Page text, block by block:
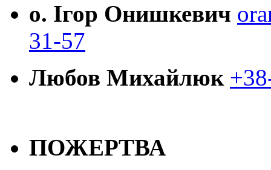
о. Ігор Онишкевич
31-57
Любов Михайлюк
ПОЖЕРТВА